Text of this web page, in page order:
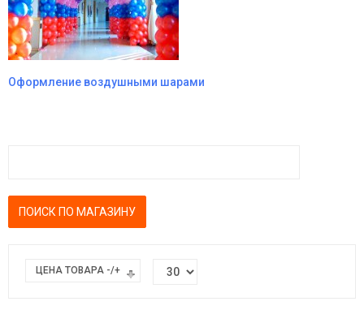
Оформление воздушными шарами
ЦЕНА ТОВАРА -/+